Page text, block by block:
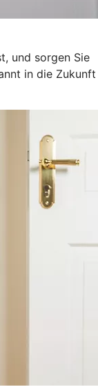
und sorgen Sie
in die Zukunft